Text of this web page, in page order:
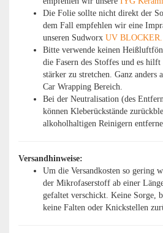
Die Folie sollte nicht direkt der
dem Fall empfehlen wir eine
unseren Sudworx UV BLOCKER.
Bitte verwende keinen
die Fasern des Stoffes und es
stärker zu stretchen. Ganz anders
Car Wrapping Bereich.
Bei der Neutralisation (des
können Kleberückstände
alkoholhaltigen Reinigern
Versandhinweise:
Um die Versandkosten so gering
der Mikrofaserstoff ab einer
gefaltet verschickt. Keine Sorge,
keine Falten oder Knickstellen